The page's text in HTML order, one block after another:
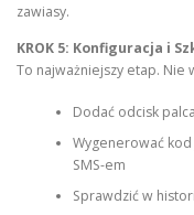
zawiasy.
KROK 5: Konfiguracja i
To najważniejszy etap. Nie
Dodać odcisk
Wygenerować
SMS-em
Sprawdzić w